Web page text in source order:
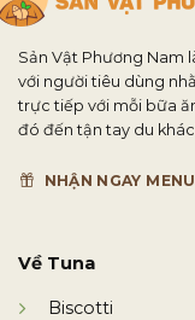
Sản Vật Phương Nam
với người tiêu dùng
trực tiếp với mỗi bữa
đó đến tận tay du
NHẬN NGAY
Về Tuna
Biscotti